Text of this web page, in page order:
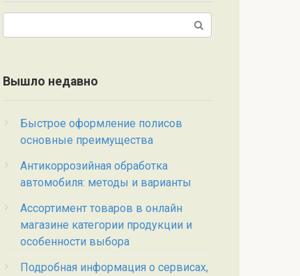
Вышло недавно
Быстрое оформление полисов
основные преимущества
Антикоррозийная обработка
автомобиля: методы и варианты
Ассортимент товаров в онлайн
магазине категории продукции и
особенности выбора
Подробная информация о сервисах,